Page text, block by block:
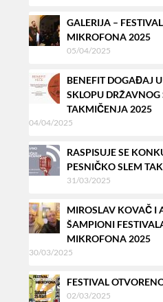
GALERIJA –
MIKROFONA 2025
05/04/2025
BENEFIT DOGAĐAJ
SKLOPU
TAKMIČENJA 2025
04/04/2025
RASPISUJE SE
PESNIČKO SLEM
31/03/2025
MIROSLAV KOVAČ I
ŠAMPIONI
MIKROFONA 2025
30/03/2025
FESTIVAL
02/03/2025